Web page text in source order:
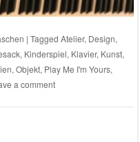
| Tagged Atelier, Design,
, Kinderspiel, Klavier, Kunst,
, Objekt, Play Me I'm Yours,
a comment